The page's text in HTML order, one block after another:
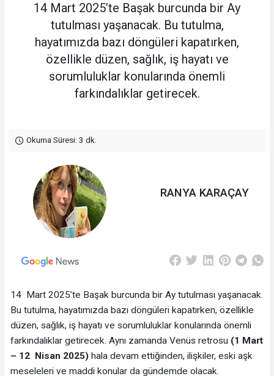
14 Mart 2025’te Başak burcunda bir Ay
tutulması yaşanacak. Bu tutulma,
hayatımızda bazı döngüleri kapatırken,
özellikle düzen, sağlık, iş hayatı ve
sorumluluklar konularında önemli
farkındalıklar getirecek.
Okuma Süresi: 3 dk.
RANYA KARAÇAY
14 Mart 2025’te Başak burcunda bir Ay tutulması yaşanacak.
Bu tutulma, hayatımızda bazı döngüleri kapatırken, özellikle
düzen, sağlık, iş hayatı ve sorumluluklar konularında önemli
farkındalıklar getirecek. Aynı zamanda Venüs retrosu (1 Mart
– 12 Nisan 2025) hala devam ettiğinden, ilişkiler, eski aşk
meseleleri ve maddi konular da gündemde olacak.